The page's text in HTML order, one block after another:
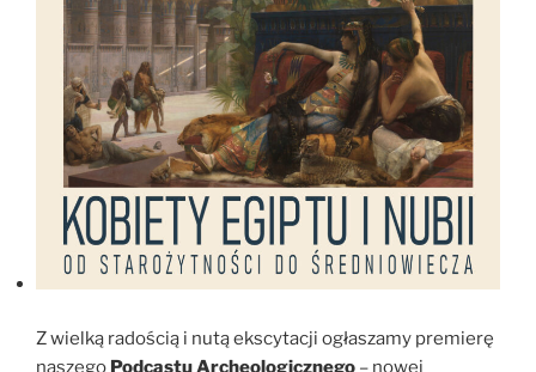
Z wielką radością i nutą ekscytacji ogłaszamy premierę
naszego Podcastu Archeologicznego – nowej